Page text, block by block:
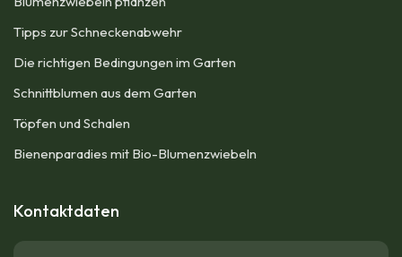
Tipps zur Schneckenabwehr
Die richtigen Bedingungen im Garten
Schnittblumen aus dem Garten
Töpfen und Schalen
Bienenparadies mit Bio-Blumenzwiebeln
Kontaktdaten